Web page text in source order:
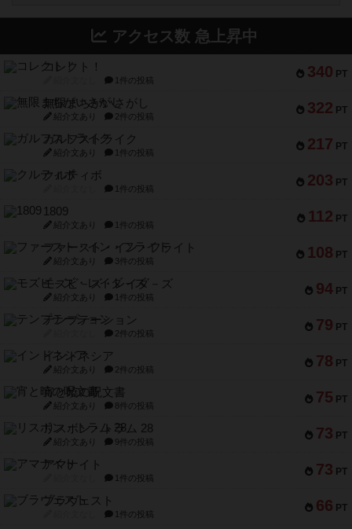
アクセス数 急上昇中
340 PT
コレクト！
1件の投稿
322 PT
無限まちがいさがし
紹介文あり 2件の投稿
217 PT
ガルフストライク
紹介文あり 1件の投稿
203 PT
クルティボ
1件の投稿
112 PT
1809
紹介文あり 1件の投稿
108 PT
ファースト・イン・フライト
紹介文あり 3件の投稿
94 PT
モズビ－ズ・レイダ－ズ
紹介文あり 1件の投稿
79 PT
テンプテーション
2件の投稿
78 PT
インドネシア
紹介文あり 2件の投稿
75 PT
宵と暁の呪文書
紹介文あり 8件の投稿
73 PT
リスボン・トラム 28
紹介文あり 9件の投稿
73 PT
アマナイト
1件の投稿
66 PT
ブラヴェスト
1件の投稿